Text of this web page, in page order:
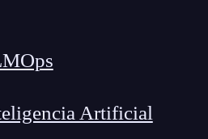
Artificial